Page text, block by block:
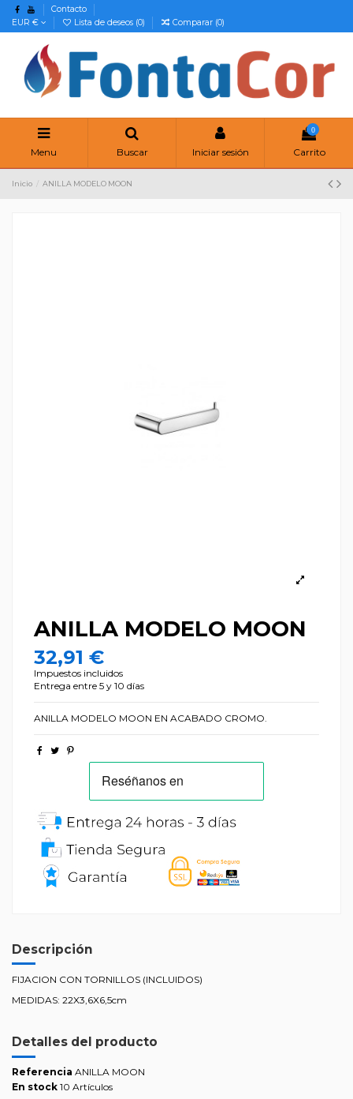
Contacto
EUR €
Lista de deseos (0) Comparar (0)
Menu Buscar Iniciar sesión
0
Carrito
Inicio ANILLA MODELO MOON
ANILLA MODELO MOON
32,91 €
Impuestos incluidos
Entrega entre 5 y 10 días
ANILLA MODELO MOON EN ACABADO CROMO.
Descripción
FIJACION CON TORNILLOS (INCLUIDOS)
MEDIDAS: 22X3,6X6,5cm
Detalles del producto
Referencia ANILLA MOON
En stock 10 Artículos